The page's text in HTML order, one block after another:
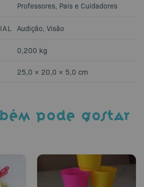
Professores, Pais e Cuidadores
Audição, Visão
0,200 kg
25,0 × 20,0 × 5,0 cm
PODE GOSTAR